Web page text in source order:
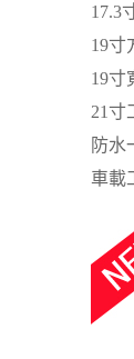
17.3
19寸
19寸
21寸
防水
車載